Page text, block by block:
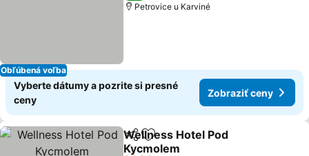
Obľúbená voľba
Petrovice u Karviné
Vyberte dátumy a pozrite si presné
ceny
Zobraziť ceny
ZdieľaťPridať do obľúbených
Wellness Hotel Pod
Kycmolem